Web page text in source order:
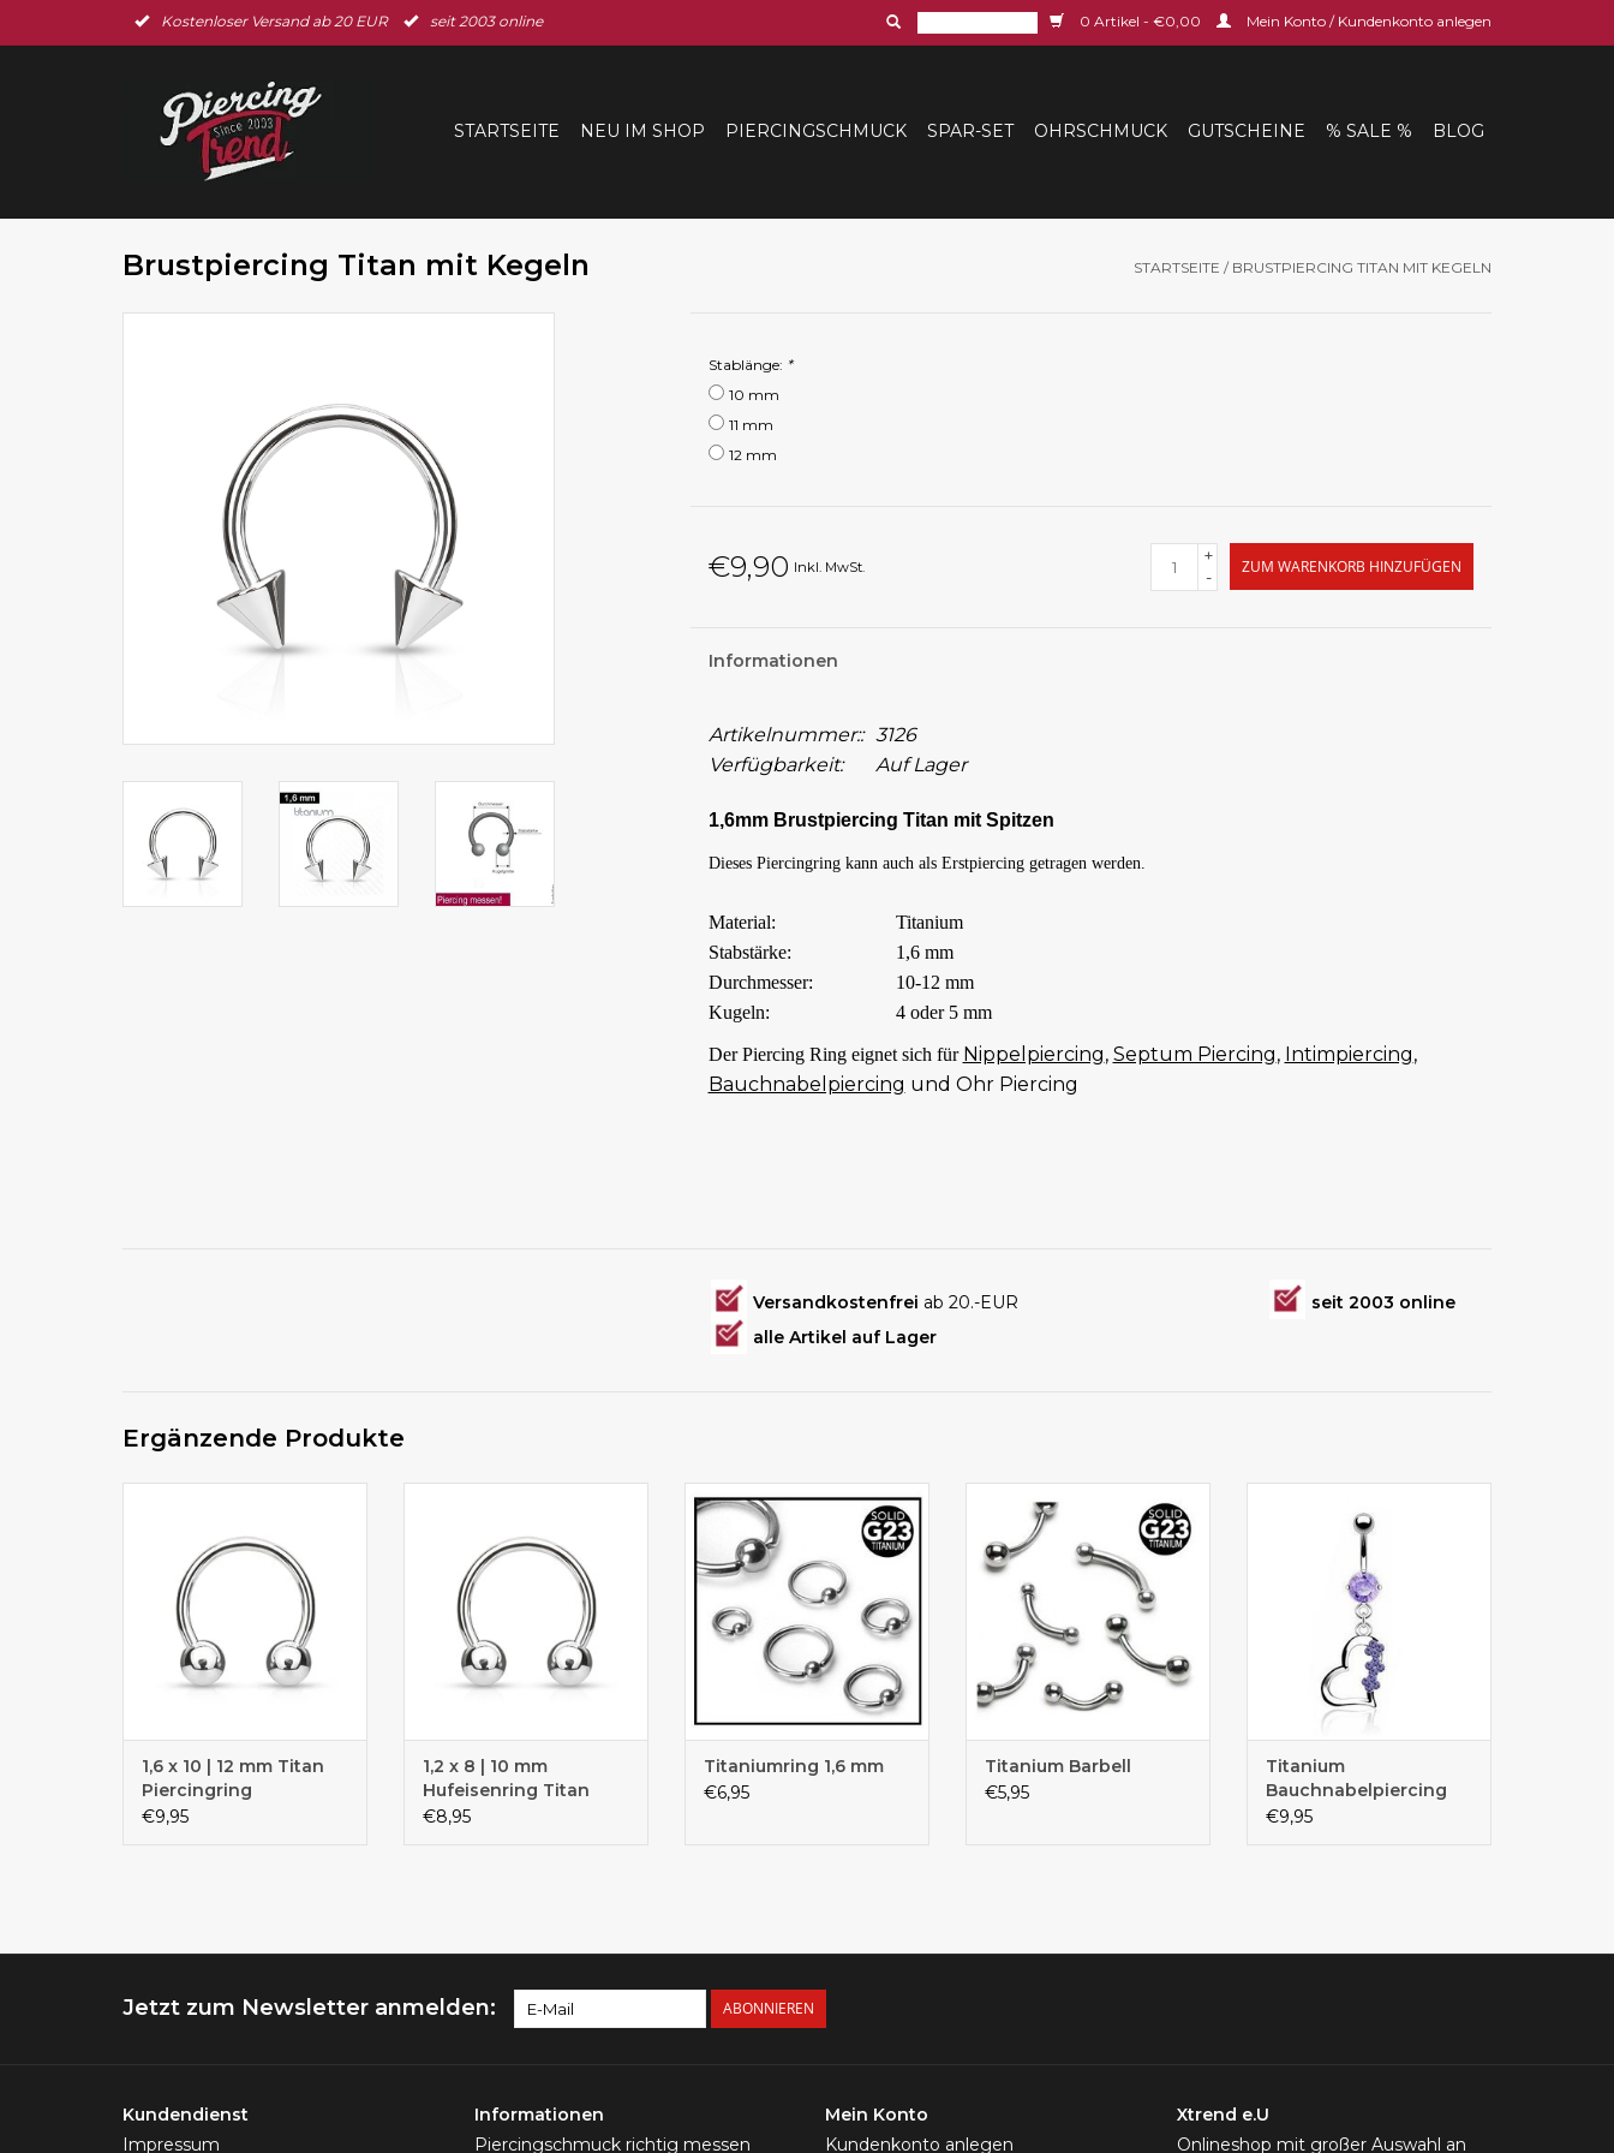
Kostenloser Versand ab 20 EUR seit 2003 online 0 Artikel - €0,00 Mein Konto / Kundenkonto anlegen
STARTSEITE NEU IM SHOP PIERCINGSCHMUCK SPAR-SET OHRSCHMUCK GUTSCHEINE % SALE % BLOG
Brustpiercing Titan mit Kegeln STARTSEITE / BRUSTPIERCING TITAN MIT KEGELN
Stablänge: *
10 mm
11 mm
12 mm
€9,90 Inkl. MwSt.
+
-
ZUM WARENKORB HINZUFÜGEN
Informationen
Artikelnummer:: 3126
Verfügbarkeit:
Auf Lager
1,6mm Brustpiercing Titan mit Spitzen
Dieses Piercingring kann auch als Erstpiercing getragen werden.
Material:
Titanium
Stabstärke:
1,6 mm
Durchmesser:
10-12 mm
Kugeln:
4 oder 5 mm
Der Piercing Ring eignet sich für Nippelpiercing, Septum Piercing, Intimpiercing,
Bauchnabelpiercing und Ohr Piercing
Versandkostenfrei ab 20.-EUR
seit 2003 online
alle Artikel auf Lager
Ergänzende Produkte
1,6 x 10 | 12 mm Titan
Piercingring
€9,95
1,2 x 8 | 10 mm
Hufeisenring Titan
€8,95
BCR-Ring 1,6 mm kann auch
als Erstpiercing getragen
Titaniumring 1,6 mm
€6,95
Erstpiercing geeignet
Titanium Barbell
€5,95
Titanium
Titanium
Bauchnabelpiercing
€9,95
Jetzt zum Newsletter anmelden: ABONNIEREN
Kundendienst
Impressum
Informationen
Piercingschmuck richtig messen
Mein Konto
Kundenkonto anlegen
Xtrend e.U
Onlineshop mit großer Auswahl an